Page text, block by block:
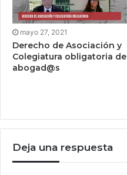
mayo 27, 2021
Derecho de Asociación y
Colegiatura obligatoria de
abogad@s
Deja una respuesta